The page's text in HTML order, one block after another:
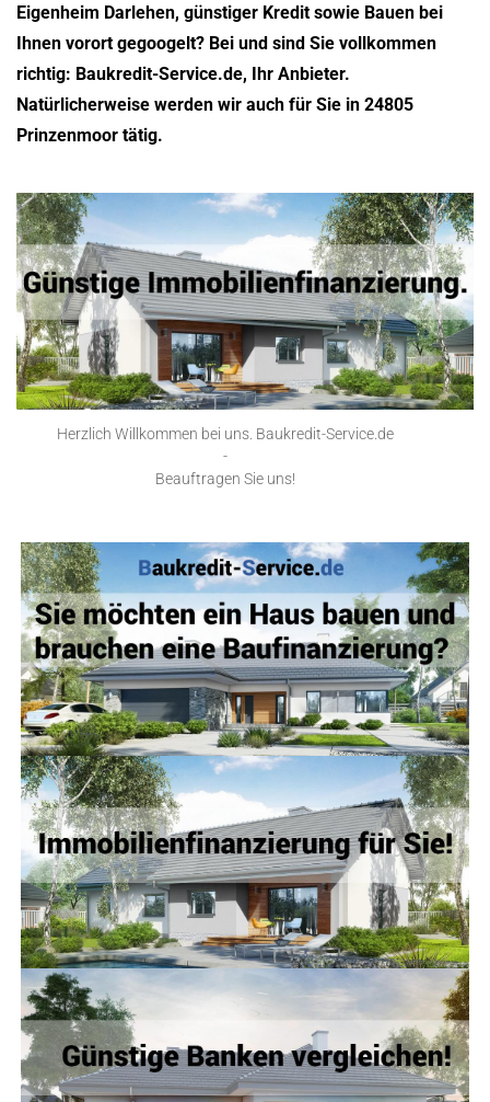
Eigenheim Darlehen, günstiger Kredit sowie Bauen bei
Ihnen vorort gegoogelt? Bei und sind Sie vollkommen
richtig: Baukredit-Service.de, Ihr Anbieter.
Natürlicherweise werden wir auch für Sie in 24805
Prinzenmoor tätig.
Herzlich Willkommen bei uns. Baukredit-Service.de
-
Beauftragen Sie uns!